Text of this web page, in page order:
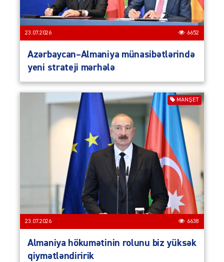
23.07.2026 6652
Azərbaycan–Almaniya münasibətlərində
yeni strateji mərhələ
MANŞET
23.07.2026 6638
Almaniya hökumətinin rolunu biz yüksək
qiymətləndiririk